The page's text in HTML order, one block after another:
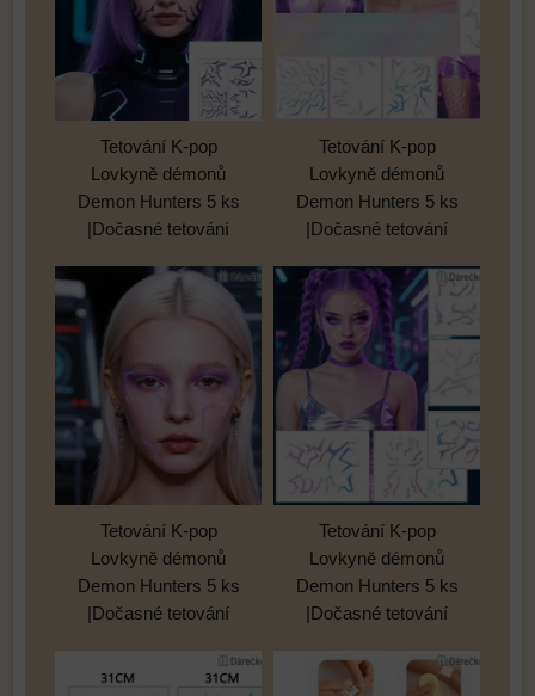
Tetování K-pop
Lovkyně démonů
Demon Hunters 5 ks
|Dočasné tetování
Tetování K-pop
Lovkyně démonů
Demon Hunters 5 ks
|Dočasné tetování
Tetování K-pop
Lovkyně démonů
Demon Hunters 5 ks
|Dočasné tetování
Tetování K-pop
Lovkyně démonů
Demon Hunters 5 ks
|Dočasné tetování